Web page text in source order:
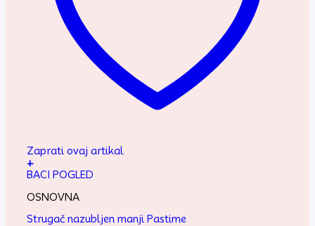
Zaprati ovaj artikal
+
BACI POGLED
OSNOVNA
Strugač nazubljen manji Pastime